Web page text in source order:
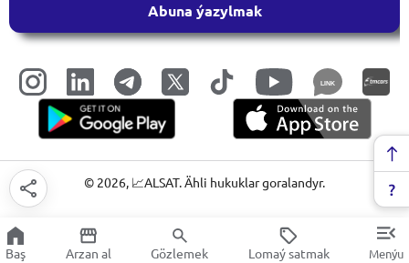
Abuna ýazylmak
LINK
© 2026, 📈ALSAT. Ähli hukuklar goralandyr.
Baş Arzan al Gözlemek Lomaý satmak Menýu